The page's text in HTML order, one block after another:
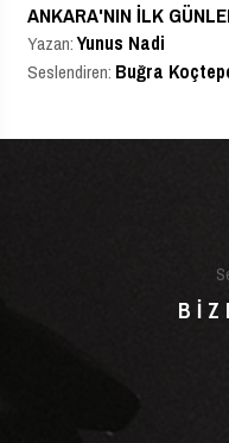
ANKARA'NIN İLK
Yazan:Yunus Nadi
Seslendiren: Buğra